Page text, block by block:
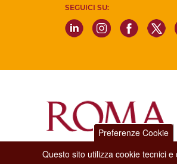
SEGUICI SU:
Dipartimento Grandi Eventi, Sport,
Preferenze Cookie
Questo sito utilizza cookie tecnici e